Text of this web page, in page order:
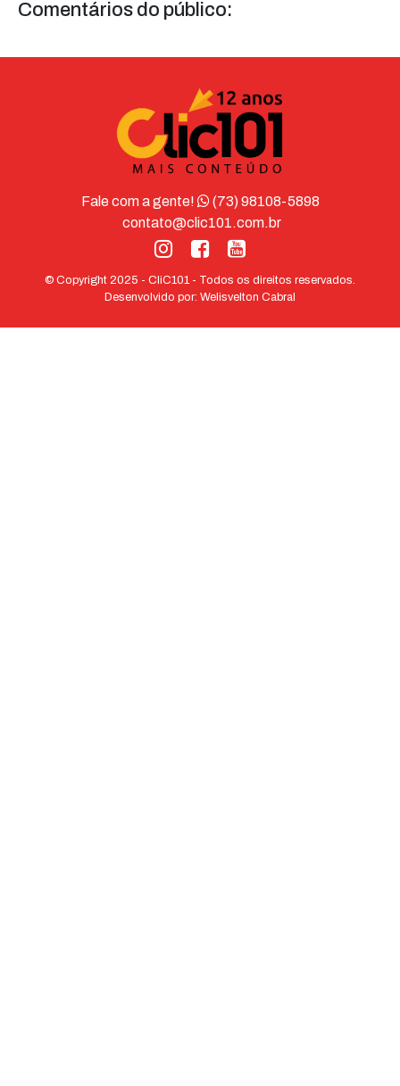
Comentários do público:
Fale com a gente!
(73) 98108-5898
contato@clic101.com.br
© Copyright 2025 - CliC101 - Todos os direitos reservados.
Desenvolvido por: Welisvelton Cabral